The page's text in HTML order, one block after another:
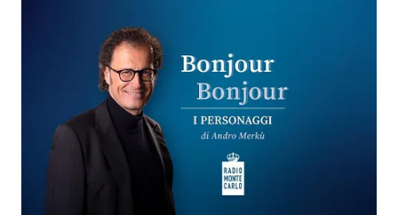
CONCORSI
EVENTI